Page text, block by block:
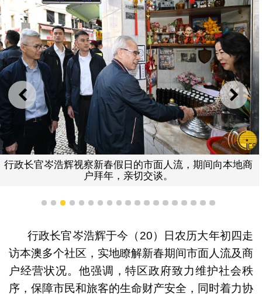
上一则 下一
行政长官岑浩辉视察新春假日的市面人流，期间向本地商
户拜年，亲切交谈。
1 2 3 4 5 6 7 8 9 10111213141516171819
行政长官岑浩辉于今（20）日农历大年初四走
访本澳多个社区，实地瞭解新春期间市面人流及商
户经营状况。他强调，特区政府致力维护社会秩
序，保障市民和旅客的生命财产安全，同时着力协